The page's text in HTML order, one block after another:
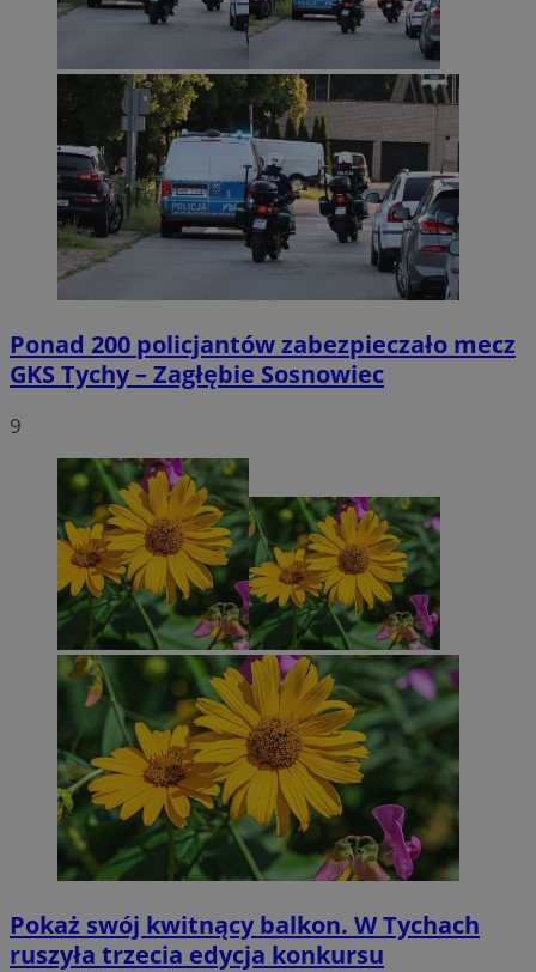
Ponad 200 policjantów zabezpieczało mecz
GKS Tychy – Zagłębie Sosnowiec
9
Pokaż swój kwitnący balkon. W Tychach
ruszyła trzecia edycja konkursu